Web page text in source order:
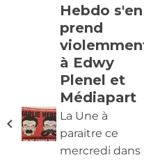
Hebdo s'en
prend
à Edwy
Plenel et
Médiapart
La Une à
paraitre ce
mercredi dans